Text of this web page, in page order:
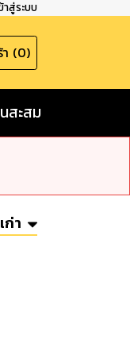
าสู่ระบบ
(0)
สะสม
ก่า